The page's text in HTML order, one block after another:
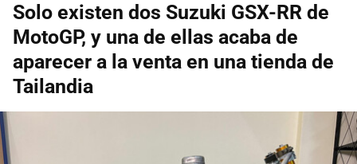
Solo existen dos Suzuki GSX-RR de
MotoGP, y una de ellas acaba de
aparecer a la venta en una tienda de
Tailandia